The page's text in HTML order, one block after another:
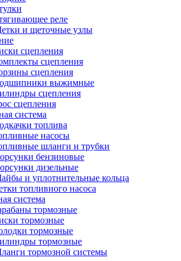
реле
и щеточные узлы
сцепления
сцепления
сцепления
выжимные
сцепления
сцепления
система
топлива
насосы
шланги и трубки
бензиновые
дизельные
и уплотнительные кольца
топливного насоса
система
тормозные
тормозные
тормозные
тормозные
тормозной системы